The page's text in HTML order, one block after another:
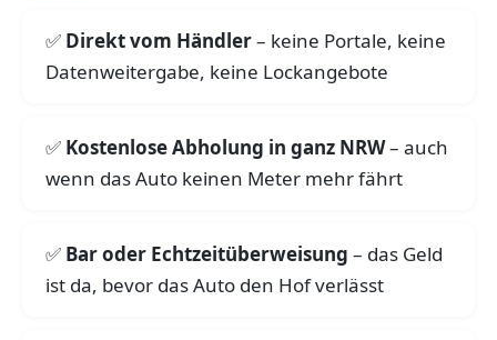
Direkt vom Händler– keine Portale, keine
Datenweitergabe, keine Lockangebote
Kostenlose Abholung in ganz NRW– auch
wenn das Auto keinen Meter mehr fährt
Bar oder Echtzeitüberweisung – das Geld
ist da, bevor das Auto den Hof verlässt